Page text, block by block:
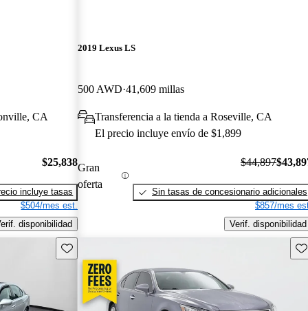
CA
$25,838
incluye tasas
$504/mes est.
disponibilidad
2019 Lexus LS
500 AWD 41,609 millas
Transferencia a la tienda a Roseville, CA
El precio incluye envío de $1,899
Gran
oferta
$44,897
Sin tasas de concesionario adicionales
$857/mes
Verif. disponibilidad
Guarda este Aviso